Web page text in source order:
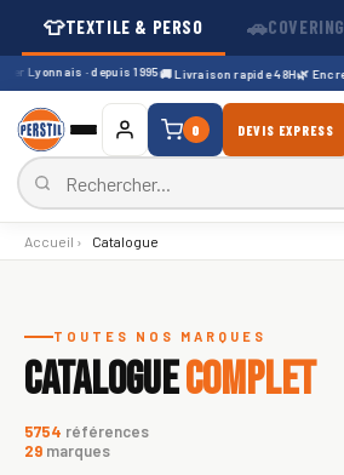
👕TEXTILE & PERSO 🚗COVERING
Lyonnais · depuis 1995🚚 Livraison rapide 48H🌿 Encres
0 DEVIS EXPRESS
Accueil › Catalogue
TOUTES NOS MARQUES
CATALOGUECOMPLET
5754 références
29 marques